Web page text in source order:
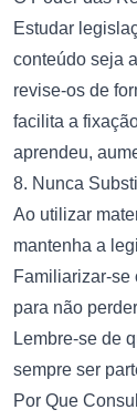
Estudar
conteúdo seja
revise-os de
facilita a
aprendeu,
8. Nunca
Ao utilizar
mantenha a
Familiarizar-se
para não
Lembre-se de
sempre ser
Por Que